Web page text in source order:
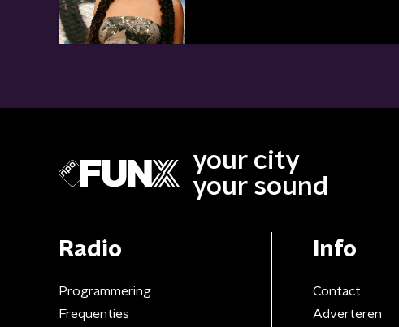
your city
your sound
Radio
Programmering
Frequenties
Info
Contact
Adverteren